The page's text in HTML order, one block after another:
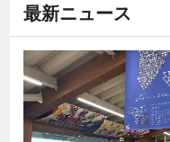
最新ニュース